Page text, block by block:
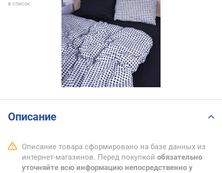
в список
Описание
Описание товара сформировано на базе данных из
интернет-магазинов. Перед покупкой обязательно
уточняйте всю информацию непосредственно у